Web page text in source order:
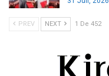
PREV NEXT 1 De 452